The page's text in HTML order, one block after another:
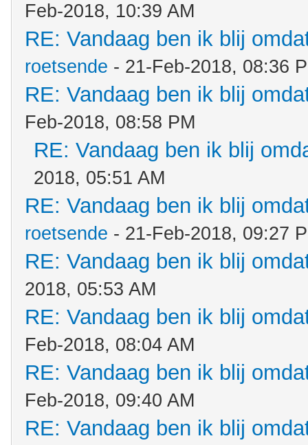
Feb-2018, 10:39 AM
RE: Vandaag ben ik blij
roetsende - 21-Feb-2018, 08:36
RE: Vandaag ben ik blij
Feb-2018, 08:58 PM
RE: Vandaag ben ik blij
2018, 05:51 AM
RE: Vandaag ben ik blij
roetsende - 21-Feb-2018, 09:27
RE: Vandaag ben ik blij
2018, 05:53 AM
RE: Vandaag ben ik blij
Feb-2018, 08:04 AM
RE: Vandaag ben ik blij
Feb-2018, 09:40 AM
RE: Vandaag ben ik blij